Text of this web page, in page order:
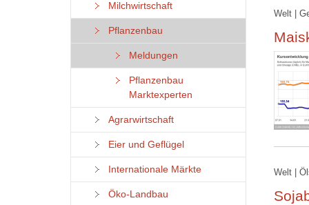
Milchwirtschaft
Pflanzenbau
Meldungen
Pflanzenbau
Marktexperten
Agrarwirtschaft
Eier und Geflügel
Internationale Märkte
Öko-Landbau
Welt |
Welt |